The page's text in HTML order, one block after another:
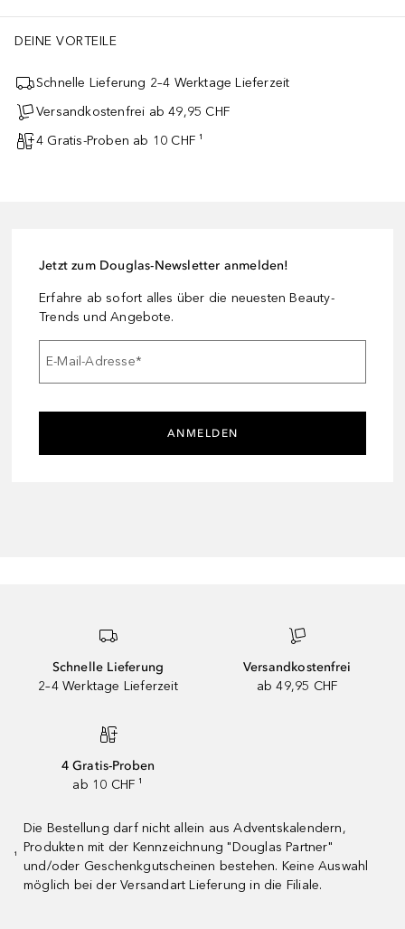
DEINE VORTEILE
Schnelle Lieferung 2–4 Werktage Lieferzeit
Versandkostenfrei ab 49,95 CHF
4 Gratis-Proben ab 10 CHF ¹
Jetzt zum Douglas-Newsletter anmelden!
Erfahre ab sofort alles über die neuesten Beauty-
Trends und Angebote.
E-Mail-Adresse*
ANMELDEN
Schnelle Lieferung
2–4 Werktage Lieferzeit
Versandkostenfrei
ab 49,95 CHF
4 Gratis-Proben
ab 10 CHF ¹
¹
Die Bestellung darf nicht allein aus Adventskalendern,
Produkten mit der Kennzeichnung "Douglas Partner"
und/oder Geschenkgutscheinen bestehen. Keine Auswahl
möglich bei der Versandart Lieferung in die Filiale.